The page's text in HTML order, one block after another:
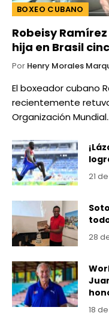
BOXEO CUBANO
Robeisy
hija en Brasil
Por Henry Morales
El boxeador cubano
recientemente
Organización
21
28
18